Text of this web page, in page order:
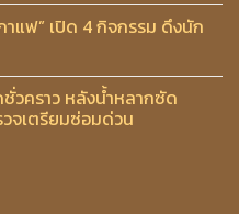
แฟ” เปิด 4 กิจกรรม ดึงนัก
วคราว หลังน้ำหลากซัด
วจเตรียมซ่อมด่วน